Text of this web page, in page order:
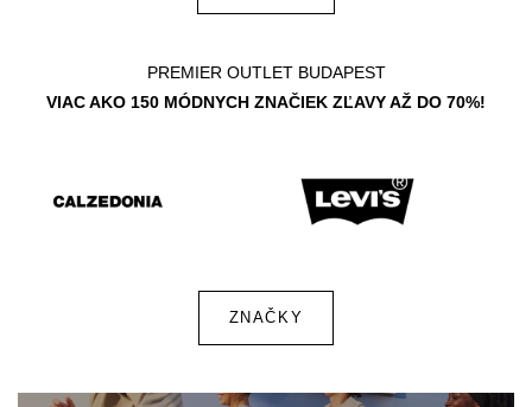
PREMIER OUTLET BUDAPEST
VIAC AKO 150 MÓDNYCH ZNAČIEK ZĽAVY AŽ DO 70%!
ZNAČKY